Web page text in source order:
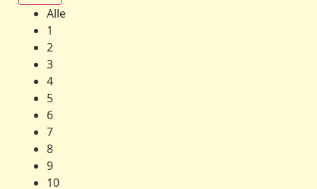
Alle
1
2
3
4
5
6
7
8
9
10